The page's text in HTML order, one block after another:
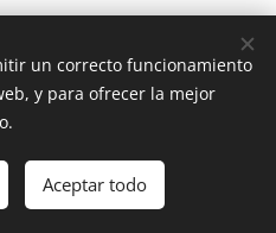
reservados 2025
de uso
Cookies
un correcto funcionamiento
y para ofrecer la mejor
Aceptar todo